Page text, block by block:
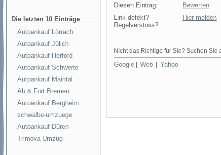
Die letzten 10 Einträge
Autoankauf Lörrach
Autoankauf Jülich
Autoankauf Herford
Autoankauf Schwerte
Autoankauf Maintal
Ab & Fort Bremen
Autoankauf Bergheim
schwalbe-umzuege
Autoankauf Düren
Trimova Umzug
Diesen Eintrag:
Bewerten
Link defekt?
Regelverstoss?
Hier melden
Nicht das Richtige für Sie? Suchen Sie
Google Web Yahoo